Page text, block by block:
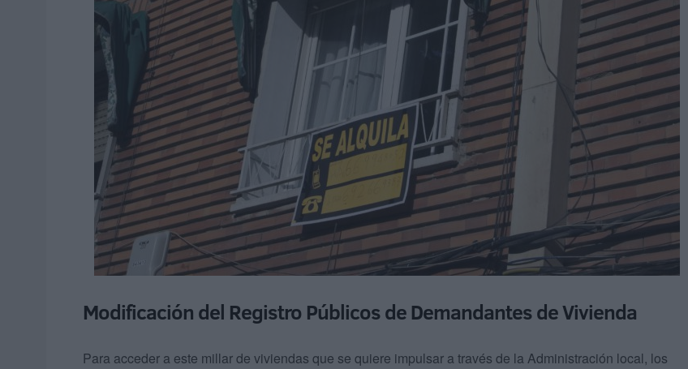
Modificación del Registro Públicos de Demandantes de Vivienda
Para acceder a este millar de viviendas que se quiere impulsar a través de la Administración local, los